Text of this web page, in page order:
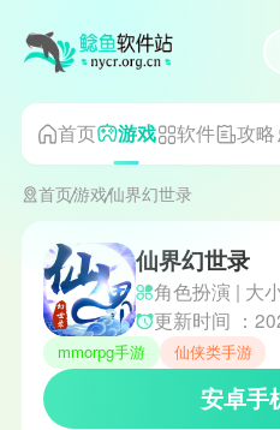
首页 游戏 软件 攻略
首页游戏仙界幻世录
仙界幻世录
角色扮演 | 大
更新时间 ：
mmorpg手游 仙侠类手游
安卓手